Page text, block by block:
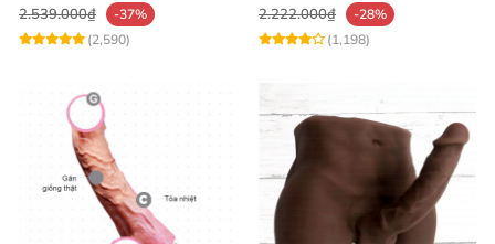
2.539.000₫
-37%
(2,590)
2.222.000₫
-28%
(1,198)